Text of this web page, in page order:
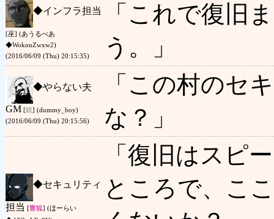
◆インフラ担当
[巫] (あうるべあ
◆WokonZwxw2)
(2016/06/09 (Thu) 20:15:35)
「これで復旧
う。」
◆やらない夫
GM [鏡] (dummy_boy)
(2016/06/09 (Thu) 20:15:56)
「この村のセ
な？」
◆セキュリティ
担当 [響狐] (ほーらい
「復旧はスピ
ところで、こ